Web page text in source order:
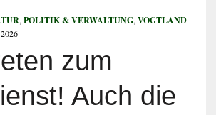
, POLITIK & VERWALTUNG, VOGTLAND
zum
Auch die